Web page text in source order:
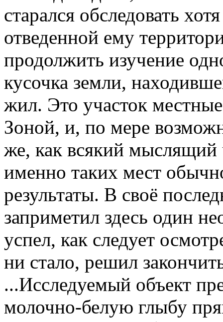
старался обследовать
отведенной ему
продолжить изучение
кусочка земли,
жил. Это участок
Зоной, и, по мере
же, как всякий мыслящий
именно таких мест
результаты. В своё
заприметил здесь один
успел, как следует
ни стало, решил
...Исследуемый объект
молочно-белую глыбу